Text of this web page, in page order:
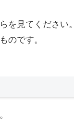
を見てください
のです。